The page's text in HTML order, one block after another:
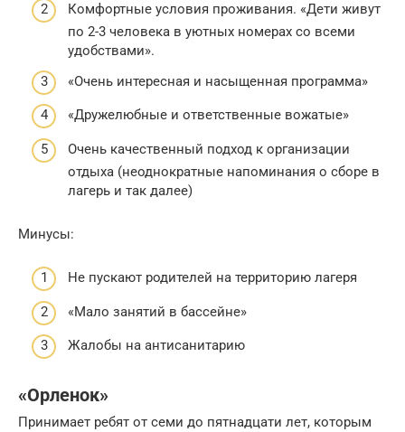
Комфортные условия проживания. «Дети живут
по 2-3 человека в уютных номерах со всеми
удобствами».
«Очень интересная и насыщенная программа»
«Дружелюбные и ответственные вожатые»
Очень качественный подход к организации
отдыха (неоднократные напоминания о сборе в
лагерь и так далее)
Минусы:
Не пускают родителей на территорию лагеря
«Мало занятий в бассейне»
Жалобы на антисанитарию
«Орленок»
Принимает ребят от семи до пятнадцати лет, которым